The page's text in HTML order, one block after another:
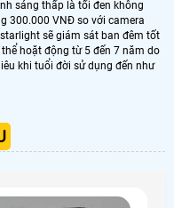
sáng thấp là tối đen không
300.000 VNĐ so với camera
sẽ giám sát ban đêm tốt
hoặt động từ 5 đến 7 năm do
khi tuổi đời sử dụng đến như